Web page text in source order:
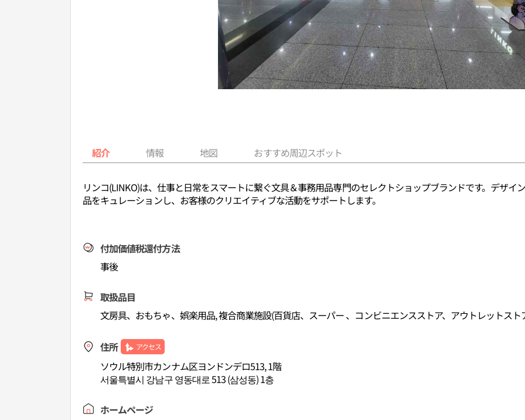
紹介 情報 地図 おすすめ周辺スポット
リンコ(LINKO)は、仕事と日常をスマートに繋ぐ文具＆事務用品専門のセレクトショップブランドです。デザ
品をキュレーションし、お客様のクリエイティブな活動をサポートします。
付加価値税還付方法
事後
取扱品目
文房具、おもちゃ、娯楽用品, 複合商業施設(百貨店、スーパー 、コンビニエンスストア、アウトレットスト
住所 アクセス
ソウル特別市カンナム区ヨンドンデロ513, 1階
서울특별시 강남구 영동대로 513 (삼성동) 1층
ホームページ